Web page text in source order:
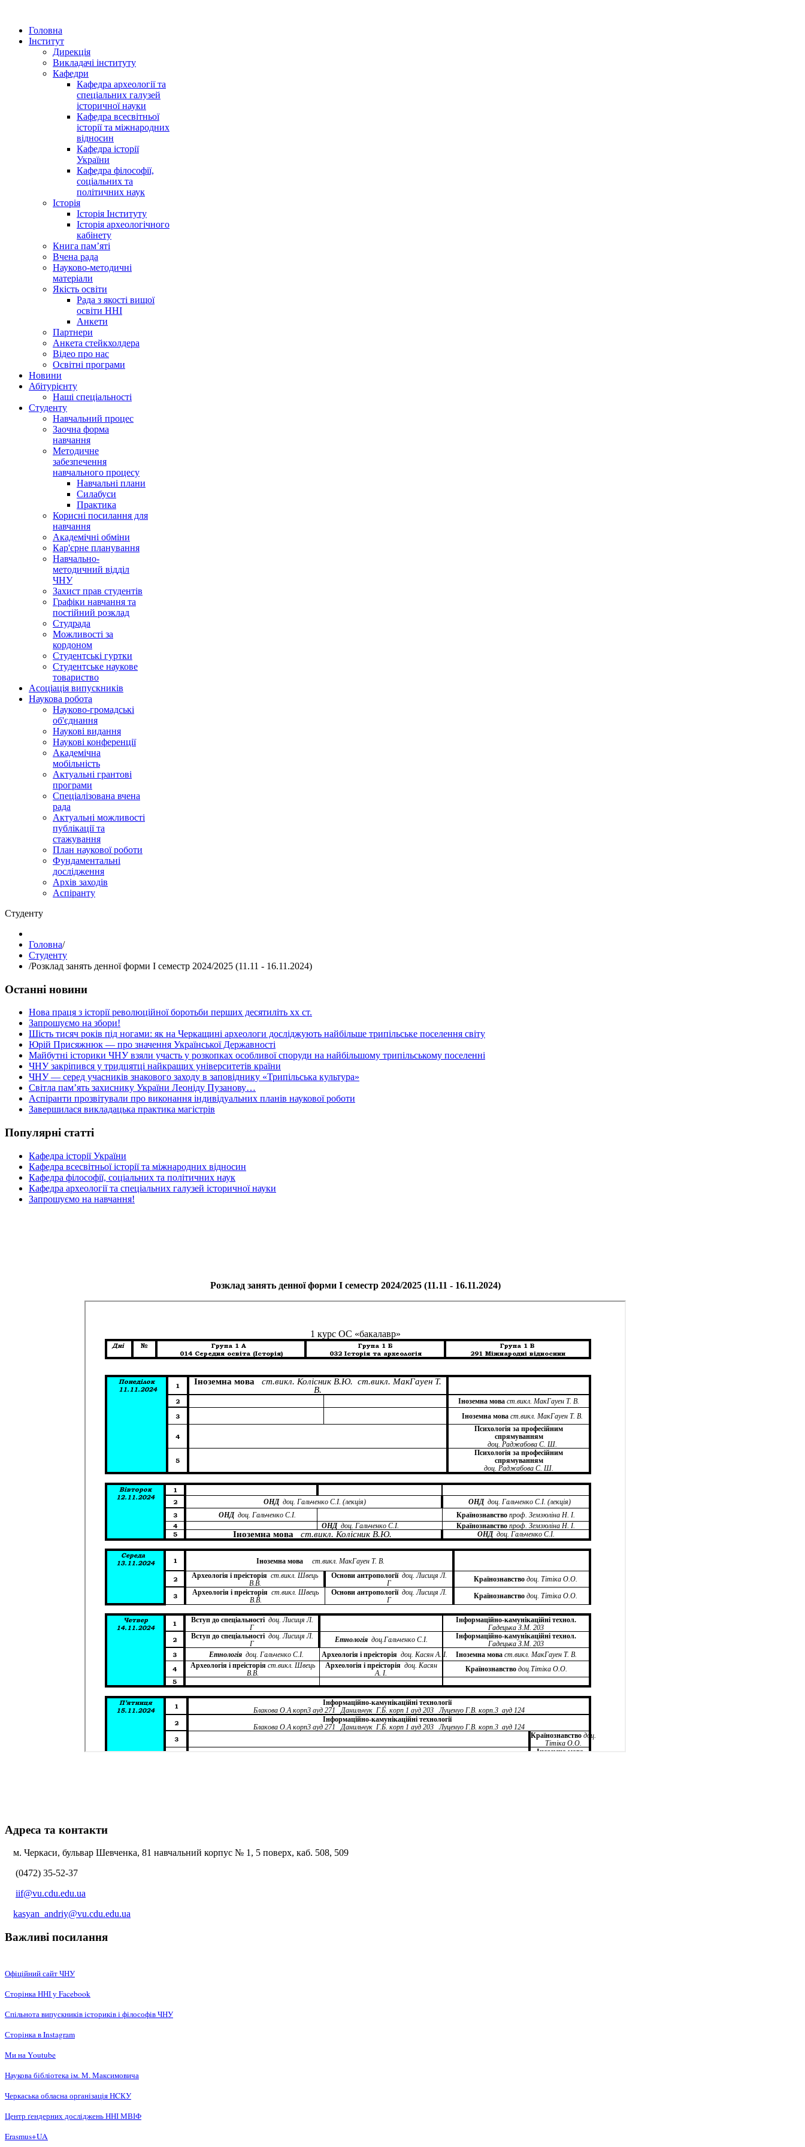
Головна
Інститут
Дирекція
Викладачі інституту
Кафедри
Кафедра археології та
спеціальних галузей
історичної науки
Кафедра всесвітньої
історії та міжнародних
відносин
Кафедра історії
України
Кафедра філософії,
соціальних та
політичних наук
Історія
Історія Інституту
Історія археологічного
кабінету
Книга памʼяті
Вчена рада
Науково-методичні
матеріали
Якість освіти
Рада з якості вищої
освіти ННІ
Анкети
Партнери
Анкета стейкхолдера
Відео про нас
Освітні програми
Hовини
Абітурієнту
Наші спеціальності
Студенту
Навчальний процес
Заочна форма
навчання
Методичне
забезпечення
навчального процесу
Навчальні плани
Силабуси
Практика
Корисні посилання для
навчання
Академічні обміни
Кар'єрне планування
Навчально-
методичний відділ
ЧНУ
Захист прав студентів
Графіки навчання та
постійний розклад
Студрада
Можливості за
кордоном
Студентські гуртки
Студентське наукове
товариство
Асоціація випускників
Наукова робота
Науково-громадські
об'єднання
Наукові видання
Наукові конференції
Академічна
мобільність
Актуальні грантові
програми
Спеціалізована вчена
рада
Актуальні можливості
публікації та
стажування
План наукової роботи
Фундаментальні
дослідження
Архів заходів
Аспіранту
Студенту
Головна/
Студенту
/Розклад занять денної форми І семестр 2024/2025 (11.11 - 16.11.2024)
Останні новини
Нова праця з історії революційної боротьби перших десятиліть хх ст.
Запрошуємо на збори!
Шість тисяч років під ногами: як на Черкащині археологи досліджують найбільше трипільське поселення світу
Юрій Присяжнюк — про значення Української Державності
Майбутні історики ЧНУ взяли участь у розкопках особливої споруди на найбільшому трипільському поселенні
ЧНУ закріпився у тридцятці найкращих університетів країни
ЧНУ — серед учасників знакового заходу в заповіднику «Трипільська культура»
Світла пам’ять захиснику України Леоніду Пузанову…
Аспіранти прозвітували про виконання індивідуальних планів наукової роботи
Завершилася викладацька практика магістрів
Популярні статті
Кафедра історії України
Кафедра всесвітньої історії та міжнародних відносин
Кафедра філософії, соціальних та політичних наук
Кафедра археології та спеціальних галузей історичної науки
Запрошуємо на навчання!
Розклад занять денної форми І семестр 2024/2025 (11.11 - 16.11.2024)
Адреса та контакти
м. Черкаси, бульвар Шевченка, 81 навчальний корпус № 1, 5 поверх, каб. 508, 509
(0472) 35-52-37
iif@vu.cdu.edu.ua
kasyan_andriy@vu.cdu.edu.ua
Важливі посилання
Офіційний сайт ЧНУ
Сторінка ННІ у Facebook
Спільнота випускників істориків і філософів ЧНУ
Сторінка в Instagram
Ми на Youtube
Наукова бібліотека ім. М. Максимовича
Черкаська обласна організація НCКУ
Центр ґендерних досліджень ННІ МВІФ
Erasmus+UA